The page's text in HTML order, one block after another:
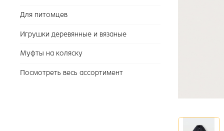
Для питомцев
Игрушки деревянные и вязаные
Муфты на коляску
Посмотреть весь ассортимент